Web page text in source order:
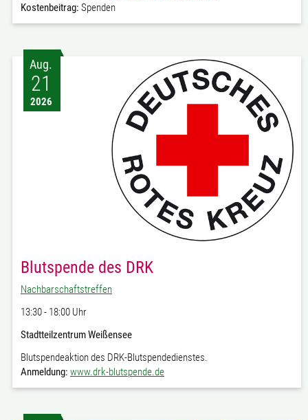
Kostenbeitrag: Spenden
Aug.
21
2026
Blutspende des DRK
Nachbarschaftstreffen
13:30 - 18:00 Uhr
Stadtteilzentrum Weißensee
Blutspendeaktion des DRK-Blutspendedienstes.
Anmeldung: www.drk-blutspende.de